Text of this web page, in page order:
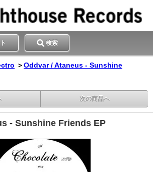
検索
＞Oddvar / Ataneus - Sunshine
次の商品へ
- Sunshine Friends EP